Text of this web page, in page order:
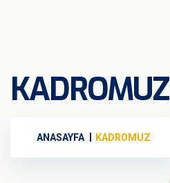
KADROMUZ
ANASAYFA KADROMUZ